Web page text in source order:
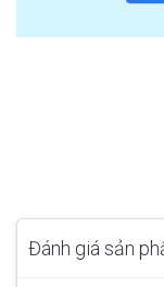
Đánh giá sản